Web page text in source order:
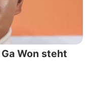
Won steht